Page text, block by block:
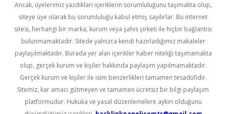
Ancak, üyelerimiz yazdıkları içeriklerin sorumluluğunu taşımakta olup,
siteye üye olarak bu sorumluluğu kabul etmiş sayılırlar. Bu internet
sitesi, herhangi bir marka, kurum veya şahıs şirketi ile hiçbir bağlantısı
bulunmamaktadır. Sitede yalnızca kendi hazırladığımız makaleler
paylaşılmaktadır. Burada yer alan içerikler haber niteliği taşımamakta
olup, gerçek kurum ve kişiler hakkında paylaşım yapılmamaktadır.
Gerçek kurum ve kişiler ile isim benzerlikleri tamamen tesadüfidir.
Sitemiz, kar amacı gütmeyen ve tamamen ücretsiz bir bilgi paylaşım
platformudur. Hukuka ve yasal düzenlemelere aykırı olduğunu